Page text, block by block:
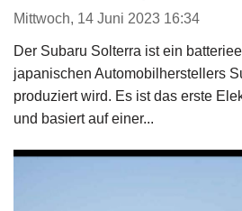
Mittwoch, 14 Juni 2023 16:34
Der Subaru Solterra ist ein
japanischen Automobilherstellers
produziert wird. Es ist das erste
und basiert auf einer...